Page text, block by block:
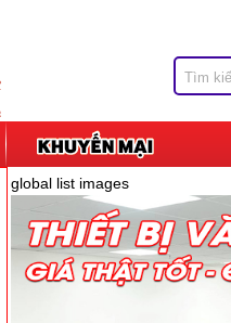
global list images